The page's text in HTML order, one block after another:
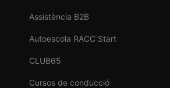
Assistència B2B
Autoescola RACC Start
CLUB65
Cursos de conducció